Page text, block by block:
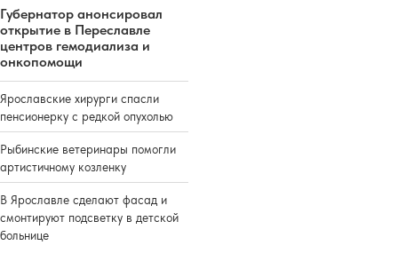
Губернатор анонсировал
открытие в Переславле
центров гемодиализа и
онкопомощи
Ярославские хирурги спасли
пенсионерку с редкой опухолью
Рыбинские ветеринары помогли
артистичному козленку
В Ярославле сделают фасад и
смонтируют подсветку в детской
больнице